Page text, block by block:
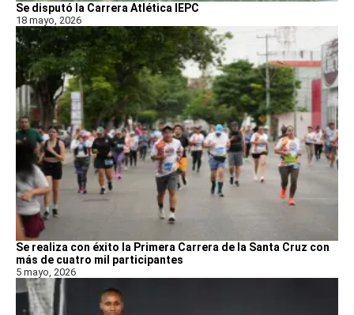
Se disputó la Carrera Atlética IEPC
18 mayo, 2026
Se realiza con éxito la Primera Carrera de la Santa Cruz con
más de cuatro mil participantes
5 mayo, 2026